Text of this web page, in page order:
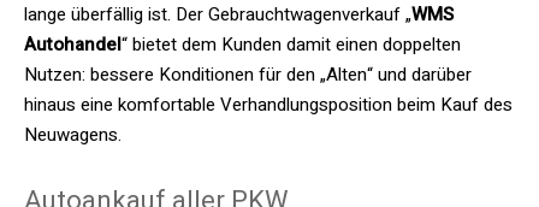
lange überfällig ist. Der Gebrauchtwagenverkauf „WMS
Autohandel“ bietet dem Kunden damit einen doppelten
Nutzen: bessere Konditionen für den „Alten“ und darüber
hinaus eine komfortable Verhandlungsposition beim Kauf des
Neuwagens.
Autoankauf aller PKW